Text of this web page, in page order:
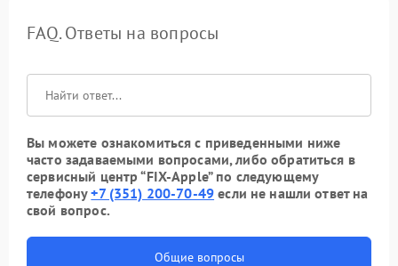
FAQ. Ответы на вопросы
Вы можете ознакомиться с приведенными ниже
часто задаваемыми вопросами, либо обратиться в
сервисный центр “FIX-Apple” по следующему
телефону+7 (351) 200-70-49 если не нашли ответ на
свой вопрос.
Общие вопросы